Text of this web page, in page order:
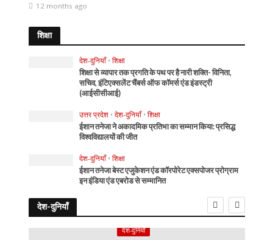
12 months ago
शिक्षा
देश-दुनियाँ • शिक्षा
शिक्षा से व्यापार तक प्रगति के पथ पर है नारी शक्ति- विनिता,
सचिव, इंटिएक्सलेंट चैंबर्स ऑफ कॉमर्स एंड इंडस्ट्री
(आईसीसीआई)
उत्तर प्रदेश • देश-दुनियाँ • शिक्षा
ईशान तनेजा ने अकादमिक प्रतिभा का सम्मान किया: प्रसिद्ध
विश्वविद्यालयों की जीत
देश-दुनियाँ • शिक्षा
ईशान तनेजा बेस्ट एजुकेशन एंड कॉरपोरेट एक्सपोजर प्रोग्राम
इन इंडिया एंड एबरोड से सम्मानित
देश-दुनियाँ
देश-दुनियाँ